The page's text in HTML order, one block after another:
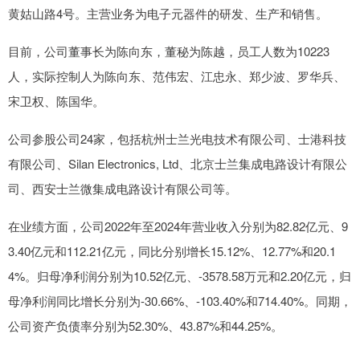
黄姑山路4号。主营业务为电子元器件的研发、生产和销售。
目前，公司董事长为陈向东，董秘为陈越，员工人数为10223
人，实际控制人为陈向东、范伟宏、江忠永、郑少波、罗华兵、
宋卫权、陈国华。
公司参股公司24家，包括杭州士兰光电技术有限公司、士港科技
有限公司、Silan Electronics, Ltd、北京士兰集成电路设计有限公
司、西安士兰微集成电路设计有限公司等。
在业绩方面，公司2022年至2024年营业收入分别为82.82亿元、9
3.40亿元和112.21亿元，同比分别增长15.12%、12.77%和20.1
4%。归母净利润分别为10.52亿元、-3578.58万元和2.20亿元，归
母净利润同比增长分别为-30.66%、-103.40%和714.40%。同期，
公司资产负债率分别为52.30%、43.87%和44.25%。